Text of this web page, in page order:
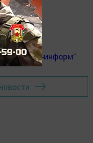
в
MАХ:
"Бавлы-информ"